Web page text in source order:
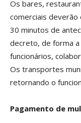
Os bares,
comerciais deverão
30 minutos de
decreto, de forma
funcionários,
Os transportes
retornando o
Pagamento de